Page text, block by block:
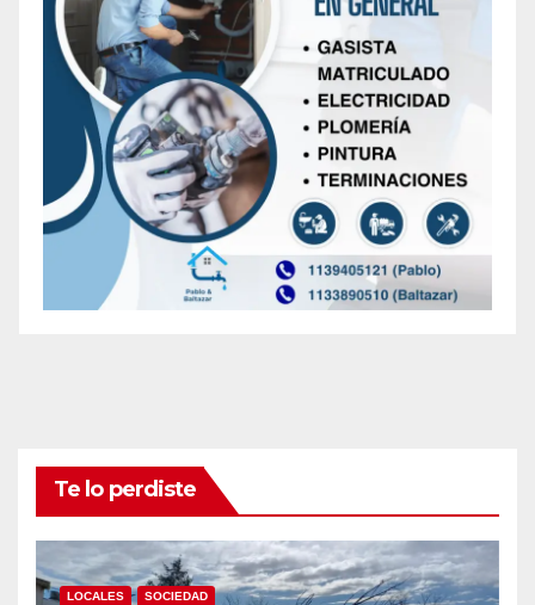
Te lo perdiste
LOCALES SOCIEDAD